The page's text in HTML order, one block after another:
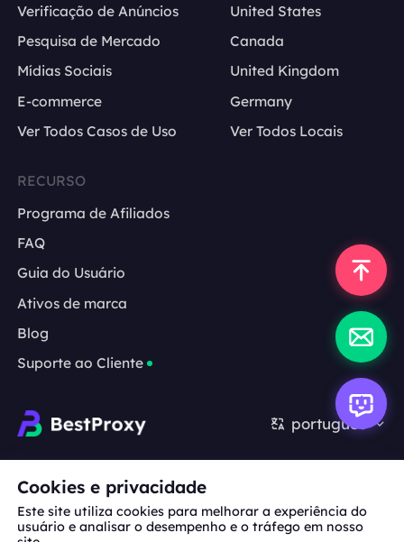
Verificação de Anúncios
Pesquisa de Mercado
Mídias Sociais
E-commerce
Ver Todos Casos de Uso
United States
Canada
United Kingdom
Germany
Ver Todos Locais
RECURSO
Programa de Afiliados
FAQ
Guia do Usuário
Ativos de marca
Blog
Suporte ao Cliente
português
Cooperação:michael.wang@bestproxy.com
Cookies e privacidade
Este site utiliza cookies para melhorar a experiência do
usuário e analisar o desempenho e o tráfego em nosso